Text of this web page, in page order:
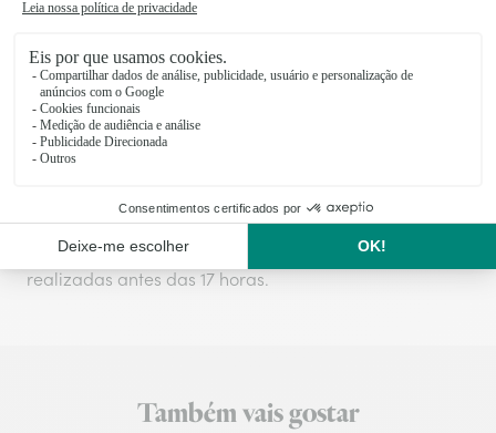
no dia da entrega para garantir a frescura das flores.
A entrega, no mesmo dia ou por marcação, é feita
diretamente pelos nossos floristas locais.
Entrega no mesmo dia para todas as encomendas
realizadas antes das 17 horas.
Também vais gostar